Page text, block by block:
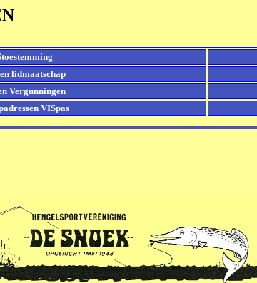
lidmaatschap
Vergunningen
VISpas